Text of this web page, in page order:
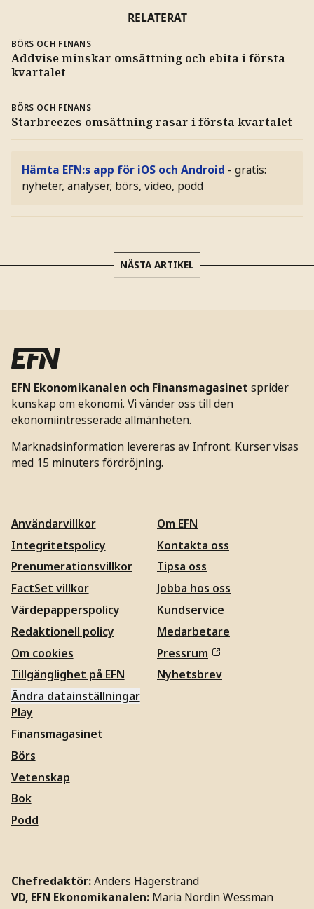
RELATERAT
BÖRS OCH FINANS
Addvise minskar omsättning och ebita i första
kvartalet
BÖRS OCH FINANS
Starbreezes omsättning rasar i första kvartalet
Hämta EFN:s app för iOS och Android - gratis:
nyheter, analyser, börs, video, podd
NÄSTA ARTIKEL
EFN Ekonomikanalen och Finansmagasinet sprider
kunskap om ekonomi. Vi vänder oss till den
ekonomiintresserade allmänheten.
Marknadsinformation levereras av Infront. Kurser visas
med 15 minuters fördröjning.
Användarvillkor
Integritetspolicy
Prenumerationsvillkor
FactSet villkor
Värdepapperspolicy
Redaktionell policy
Om cookies
Tillgänglighet på EFN
Ändra datainställningar
Om EFN
Kontakta oss
Tipsa oss
Jobba hos oss
Kundservice
Medarbetare
Pressrum
Nyhetsbrev
Play
Finansmagasinet
Börs
Vetenskap
Bok
Podd
Chefredaktör:Anders Hägerstrand
VD, EFN Ekonomikanalen: Maria Nordin Wessman